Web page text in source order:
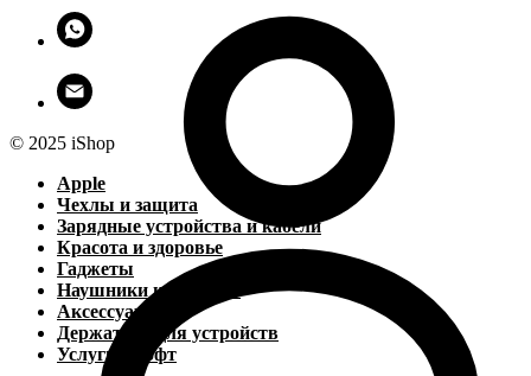
© 2025 iShop
Apple
Чехлы и защита
Зарядные устройства и кабели
Красота и здоровье
Гаджеты
Наушники и колонки
Аксессуары
Держатели для устройств
Услуги и софт